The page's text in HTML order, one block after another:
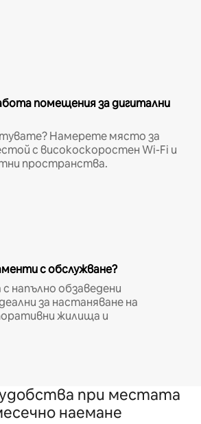
помещения за дигитални
Намерете място за
с високоскоростен Wi-Fi и
пространства.
с обслужване?
напълно обзаведени
за настаняване на
жилища и
при местата
наемане